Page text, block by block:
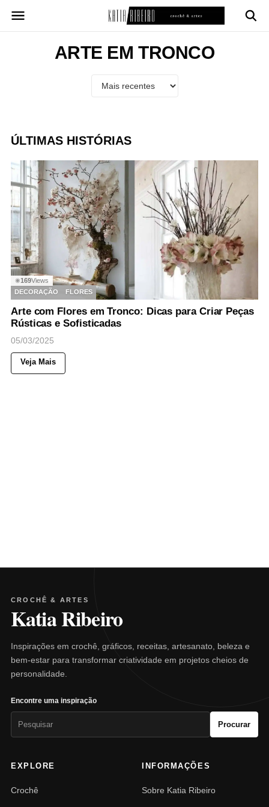
para
ARTE EM TRONCO
ÚLTIMAS HISTÓRIAS
◉169Views
DECORAÇÃO
FLORES
Arte com Flores em Tronco: Dicas para Criar Peças
Rústicas e Sofisticadas
05/03/2025
Veja Mais
CROCHÊ & ARTES
Katia Ribeiro
Inspirações em crochê, gráficos, receitas, artesanato, beleza e
bem-estar para transformar criatividade em projetos cheios de
personalidade.
Encontre uma inspiração
Procurar
EXPLORE
Crochê
INFORMAÇÕES
Sobre Katia Ribeiro